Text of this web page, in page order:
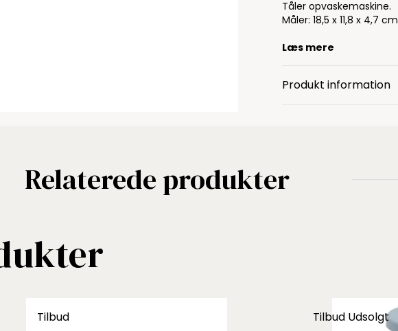
Tåler opvaskemaskine.
Måler: 18,5 x 11,8 x 4,7 cm
Læs mere
Produkt information
Relaterede produkter
Tilbud Tilbud Udsolgt